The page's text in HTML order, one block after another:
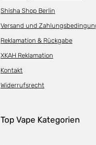
Shisha Shop Berlin
Versand und
Reklamation & Rückgabe
XKAH Reklamation
Kontakt
Widerrufsrecht
Top Vape Kategorien